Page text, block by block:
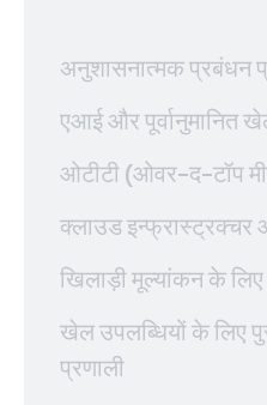
अनुशासनात्मक प्रबंधन
एआई और पूर्वानुमानित
ओटीटी (ओवर-द-टॉप
क्लाउड इन्फ्रास्ट्रक्चर
खिलाड़ी मूल्यांकन के लिए
खेल उपलब्धियों के लिए
प्रणाली